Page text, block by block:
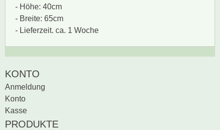
- Höhe: 40cm
- Breite: 65cm
- Lieferzeit. ca. 1 Woche
Produktrezensionen.
Sei der erste, der
Bewertung schreiben
KONTO
Anmeldung
Konto
Kasse
PRODUKTE